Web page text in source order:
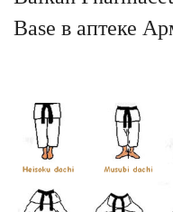
Base в аптеке